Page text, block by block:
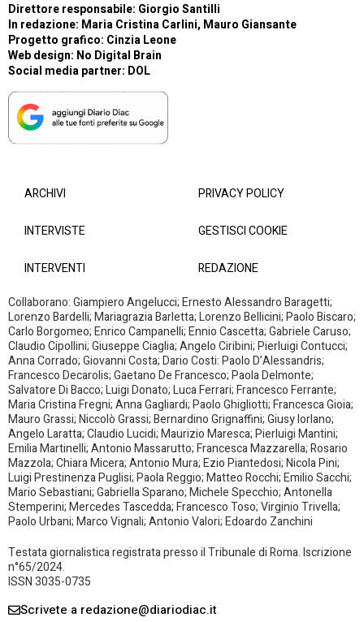
Direttore responsabile: Giorgio Santilli
In redazione: Maria Cristina Carlini, Mauro Giansante
Progetto grafico: Cinzia Leone
Web design: No Digital Brain
Social media partner: DOL
ARCHIVI
INTERVISTE
INTERVENTI
PRIVACY POLICY
GESTISCI COOKIE
REDAZIONE
Collaborano: Giampiero Angelucci; Ernesto Alessandro Baragetti;
Lorenzo Bardelli; Mariagrazia Barletta; Lorenzo Bellicini; Paolo Biscaro;
Carlo Borgomeo; Enrico Campanelli; Ennio Cascetta; Gabriele Caruso;
Claudio Cipollini; Giuseppe Ciaglia; Angelo Ciribini; Pierluigi Contucci;
Anna Corrado; Giovanni Costa; Dario Costi: Paolo D’Alessandris;
Francesco Decarolis; Gaetano De Francesco; Paola Delmonte;
Salvatore Di Bacco; Luigi Donato; Luca Ferrari; Francesco Ferrante;
Maria Cristina Fregni; Anna Gagliardi; Paolo Ghigliotti; Francesca Gioia;
Mauro Grassi; Niccolò Grassi; Bernardino Grignaffini; Giusy Iorlano;
Angelo Laratta; Claudio Lucidi; Maurizio Maresca; Pierluigi Mantini;
Emilia Martinelli; Antonio Massarutto; Francesca Mazzarella; Rosario
Mazzola; Chiara Micera; Antonio Mura; Ezio Piantedosi; Nicola Pini;
Luigi Prestinenza Puglisi; Paola Reggio; Matteo Rocchi; Emilio Sacchi;
Mario Sebastiani; Gabriella Sparano; Michele Specchio; Antonella
Stemperini; Mercedes Tascedda; Francesco Toso; Virginio Trivella;
Paolo Urbani; Marco Vignali; Antonio Valori; Edoardo Zanchini
Testata giornalistica registrata presso il Tribunale di Roma. Iscrizione
n°65/2024.
ISSN 3035-0735
Scrivete a redazione@diariodiac.it